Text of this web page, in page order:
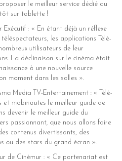
le meilleur service dédié au
sur tablette !
Exécutif : « En étant déjà un réflexe
les applications Télé-
utilisateurs de leur
La déclinaison sur le cinéma était
à une nouvelle source
moment dans les salles ».
Media TV-Entertainement : « Télé-
et mobinautes le meilleur guide de
devenir le meilleur guide du
passionnant, que nous allons faire
contenus divertissants, des
ou des stars du grand écran ».
de Cinémur : « Ce partenariat est